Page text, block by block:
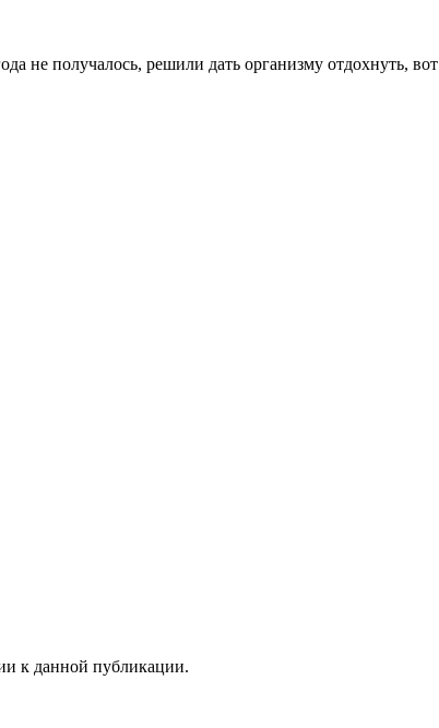
не получалось, решили дать организму отдохнуть,
к данной публикации.